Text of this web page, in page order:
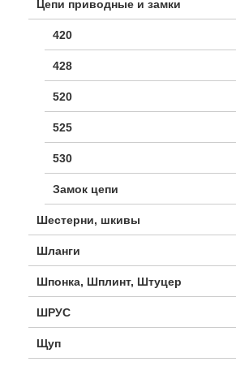
Цепи приводные и замки
420
428
520
525
530
Замок цепи
Шестерни, шкивы
Шланги
Шпонка, Шплинт, Штуцер
ШРУС
Щуп